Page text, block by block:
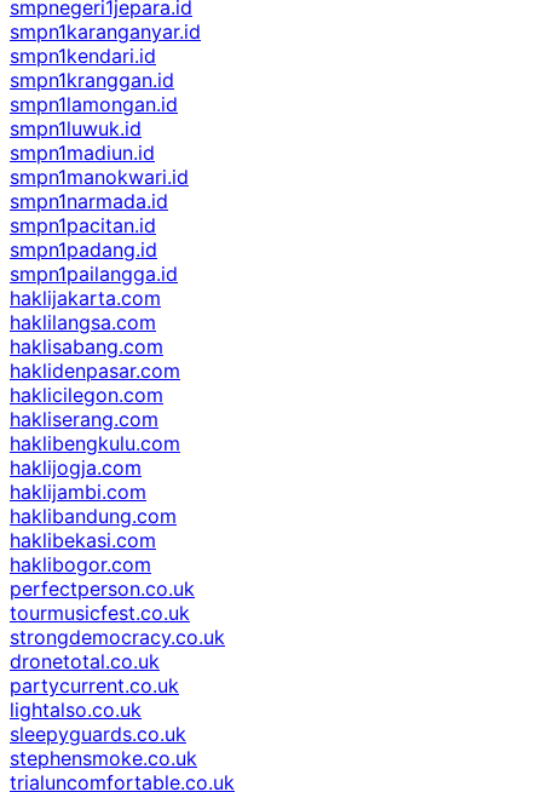
smpnegeri1jepara.id
smpn1karanganyar.id
smpn1kendari.id
smpn1kranggan.id
smpn1lamongan.id
smpn1luwuk.id
smpn1madiun.id
smpn1manokwari.id
smpn1narmada.id
smpn1pacitan.id
smpn1padang.id
smpn1pailangga.id
haklijakarta.com
haklilangsa.com
haklisabang.com
haklidenpasar.com
haklicilegon.com
hakliserang.com
haklibengkulu.com
haklijogja.com
haklijambi.com
haklibandung.com
haklibekasi.com
haklibogor.com
perfectperson.co.uk
tourmusicfest.co.uk
strongdemocracy.co.uk
dronetotal.co.uk
partycurrent.co.uk
lightalso.co.uk
sleepyguards.co.uk
stephensmoke.co.uk
trialuncomfortable.co.uk